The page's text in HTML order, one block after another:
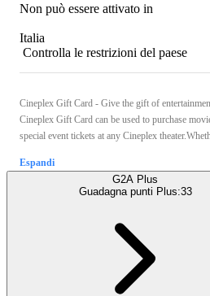
Non può essere attivato in
Italia
Controlla le restrizioni del paese
Cineplex Gift Card - Give the gift of
Cineplex Gift Card can be used to purchase
special event tickets at any Cineplex
Espandi
G2A Plus
Guadagna punti Plus:33